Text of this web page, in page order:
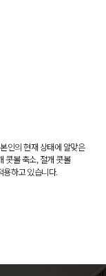
본인의 현재 상태에 알맞은
콧볼 축소, 절개 콧볼
용하고 있습니다.